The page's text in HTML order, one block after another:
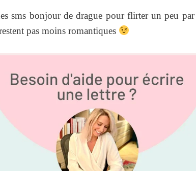
sms bonjour de drague pour flirter un peu
pas moins romantiques